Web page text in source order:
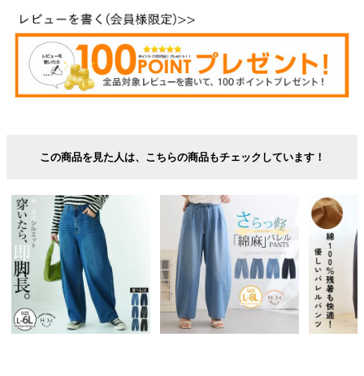
この商品を見た人は、こちらの商品もチェックしています！